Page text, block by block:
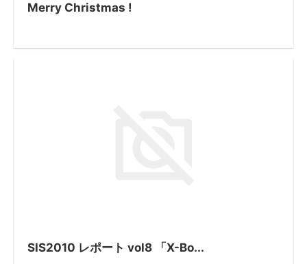
Merry Christmas !
SIS2010 レポート vol8 「X-Bo...